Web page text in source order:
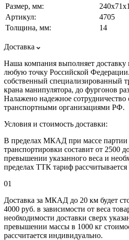
Размер, мм:
Артикул:
4705
Толщина, мм:
14
Доставка
Наша компания выполняет
любую точку Российской
собственный специализированный
крана манипулятора, до фургонов
Налажено надежное
транспортными организациями РФ.
Условия и стоимость доставки:
В пределах МКАД при массе партии
транспортировки составит от 2500
превышении указанного веса и
пределах ТТК тариф рассчитывается
01
Доставка за МКАД до 20 км будет
4000 руб. в зависимости от веса
необходимости доставки сверх
превышении массы в 1000 кг
рассчитается индивидуально.